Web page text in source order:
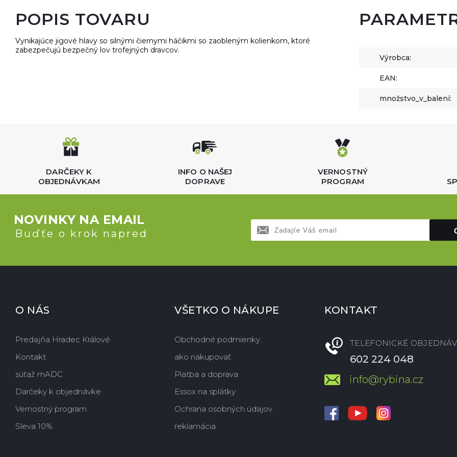
POPIS TOVARU
Vynikajúce jigové hlavy so silnými čiernymi háčikmi so zaobleným kolienkom, ktoré
zabezpečujú bezpečný lov trofejných dravcov.
Výrobca:
EAN:
množstvo_v_balení:
DARČEKY K
OBJEDNÁVKAM
INFO O NAŠEJ
DOPRAVE
VERNOSTNÝ
PROGRAM
NOVINKY NA EMAIL
Buďťe o krok napred
O NÁS
Predajňa Hradec Králové
Kontakt
súťaž mADC
Darčeky k objednávke
Vernostný program
Sleva 10%
VŠETKO O NÁKUPE
Obchodné podmienky
ako nakupovať
Platba a doprava
Essox na splátky
Ochrana osobných údajov
reklamácia
KONTAKT
TELEFONICKÉ
602 224 048
info@rybina.cz